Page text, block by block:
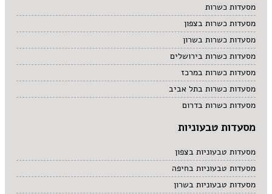
מסעדות כשרות
מסעדות כשרות בצפון
מסעדות כשרות בשרון
מסעדות כשרות בירושלים
מסעדות כשרות במרכז
מסעדות כשרות בתל אביב
מסעדות כשרות בדרום
מסעדות טבעוניות
מסעדות טבעוניות בצפון
מסעדות טבעוניות בחיפה
מסעדות טבעוניות בשרון